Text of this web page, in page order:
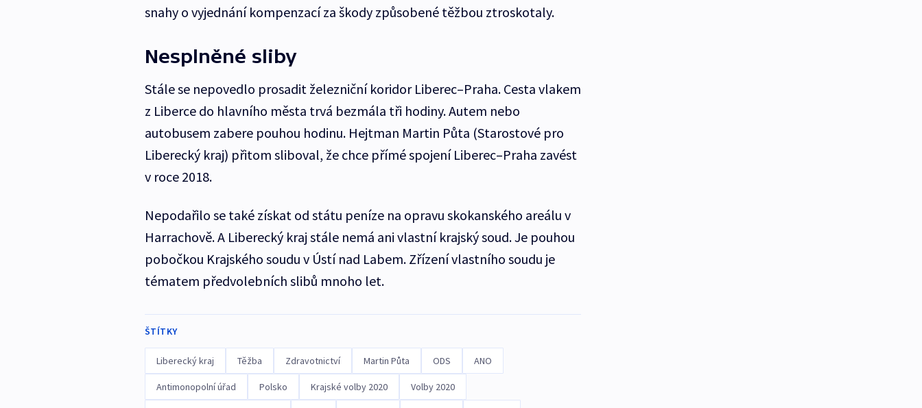
snahy o vyjednání kompenzací za škody způsobené těžbou ztroskotaly.
Nesplněné sliby
Stále se nepovedlo prosadit železniční koridor Liberec–Praha. Cesta vlakem
z Liberce do hlavního města trvá bezmála tři hodiny. Autem nebo
autobusem zabere pouhou hodinu. Hejtman Martin Půta (Starostové pro
Liberecký kraj) přitom sliboval, že chce přímé spojení Liberec–Praha zavést
v roce 2018.
Nepodařilo se také získat od státu peníze na opravu skokanského areálu v
Harrachově. A Liberecký kraj stále nemá ani vlastní krajský soud. Je pouhou
pobočkou Krajského soudu v Ústí nad Labem. Zřízení vlastního soudu je
tématem předvolebních slibů mnoho let.
ŠTÍTKY
Liberecký kraj Těžba Zdravotnictví Martin Půta ODS ANO
Antimonopolní úřad Polsko Krajské volby 2020 Volby 2020